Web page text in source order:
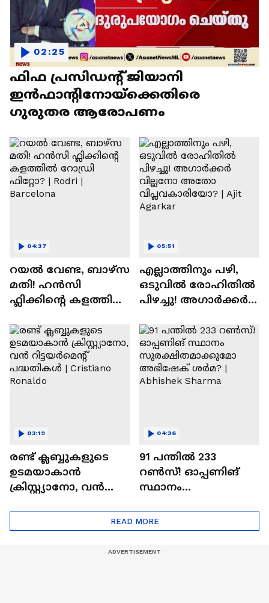
ഫിഫ പ്രസിഡന്റ് ജിയാനി
ഇൻഫാന്റിനോയ്‌ക്കെതിരെ
ഗുരുതര ആരോപണം
02:25
റയല്‍ വേണ്ട, ബാഴ്‌സ
മതി! ഹൻസി
ഫ്ലിക്കിന്റെ കളത്തില്‍
Rodri | Barcelona
04:37
എല്ലാത്തിനും പഴി,
ഒടുവില്‍ രോഹിതില്‍
പിഴച്ചു! അഗാര്‍ക്കർ
വിപ്ലവകാരിയോ? |
Ajit Agarkar
05:51
രണ്ട്‌ ക്ലബ്ബുകളുടെ
ഉടമയാകാന്‍
ക്രിസ്റ്റ്യാനോ, വന്‍
പദ്ധതികള്‍ | Cristiano
Ronaldo
03:19
91 പന്തില്‍ 233
റണ്‍സ്! ഓപ്പണിങ്
സ്ഥാനം
അഭിഷേക് ശർമ? |
Abhishek Sharma
04:36
READ MORE